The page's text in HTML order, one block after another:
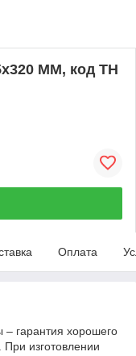
ММ, код ТН
Оплата
гарантия хорошего
При изготовлении